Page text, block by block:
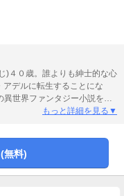
)４０歳。誰よりも紳士的な心
デルに転生することにな
世界ファンタジー小説を完
ヒナプロジェクトの登録商
もっと詳細を見る▼
無料)